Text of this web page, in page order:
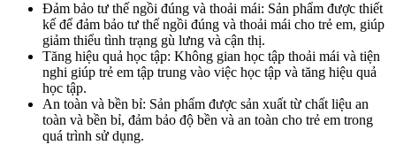
Đảm bảo tư thế ngồi đúng và thoải mái: Sản phẩm được thiết
kế để đảm bảo tư thế ngồi đúng và thoải mái cho trẻ em, giúp
giảm thiểu tình trạng gù lưng và cận thị.
Tăng hiệu quả học tập: Không gian học tập thoải mái và tiện
nghi giúp trẻ em tập trung vào việc học tập và tăng hiệu quả
học tập.
An toàn và bền bỉ: Sản phẩm được sản xuất từ chất liệu an
toàn và bền bỉ, đảm bảo độ bền và an toàn cho trẻ em trong
quá trình sử dụng.